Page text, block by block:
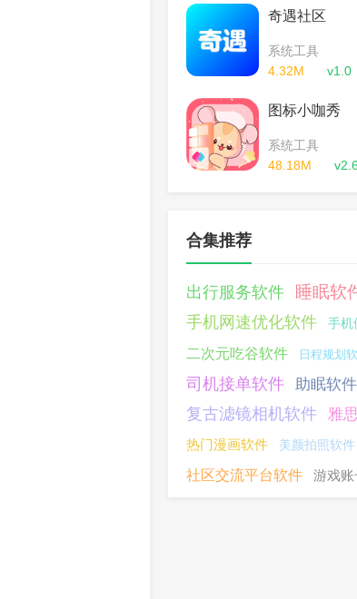
奇遇社区
系统工具
4.32M
v1.0
图标小咖秀
系统工具
48.18M
合集推荐
出行服务软件 睡眠软
手机网速优化软件 手机
二次元吃谷软件 日程规划
司机接单软件 助眠软件
复古滤镜相机软件 雅
热门漫画软件 美颜拍照软件
社区交流平台软件 游戏